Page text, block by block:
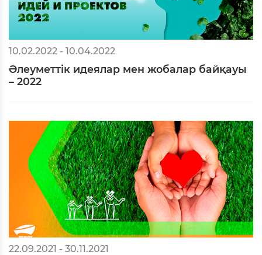
10.02.2022 - 10.04.2022
Әлеуметтік идеялар мен жобалар байқауы
– 2022
22.09.2021 - 30.11.2021